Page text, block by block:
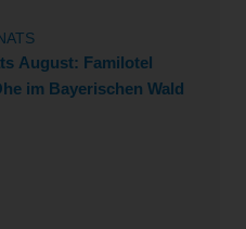
August: Familotel
im Bayerischen Wald